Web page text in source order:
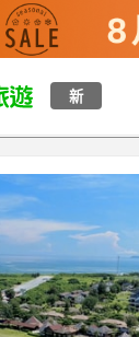
新